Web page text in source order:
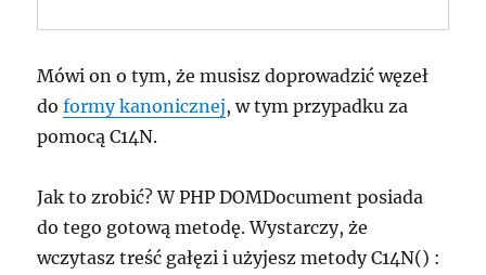
Mówi on o tym, że musisz doprowadzić węzeł
doformy kanonicznej, w tym przypadku za
pomocą C14N.
Jak to zrobić? W PHP DOMDocument posiada
do tego gotową metodę. Wystarczy, że
wczytasz treść gałęzi i użyjesz metodyC14N() :